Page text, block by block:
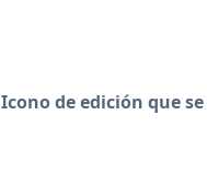
Icono de edición que se